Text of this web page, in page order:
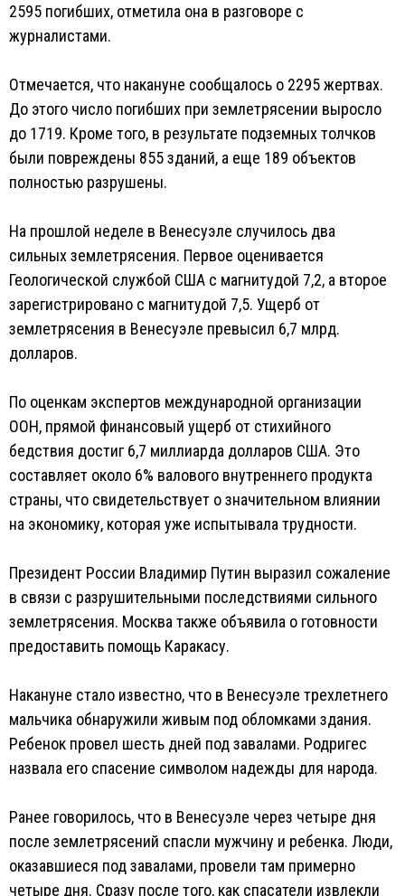
2595 погибших, отметила она в разговоре с
журналистами.
Отмечается, что накануне сообщалось о 2295 жертвах.
До этого число погибших при землетрясении выросло
до 1719. Кроме того, в результате подземных толчков
были повреждены 855 зданий, а еще 189 объектов
полностью разрушены.
На прошлой неделе в Венесуэле случилось два
сильных землетрясения. Первое оценивается
Геологической службой США с магнитудой 7,2, а второе
зарегистрировано с магнитудой 7,5. Ущерб от
землетрясения в Венесуэле превысил 6,7 млрд.
долларов.
По оценкам экспертов международной организации
ООН, прямой финансовый ущерб от стихийного
бедствия достиг 6,7 миллиарда долларов США. Это
составляет около 6% валового внутреннего продукта
страны, что свидетельствует о значительном влиянии
на экономику, которая уже испытывала трудности.
Президент России Владимир Путин выразил сожаление
в связи с разрушительными последствиями сильного
землетрясения. Москва также объявила о готовности
предоставить помощь Каракасу.
Накануне стало известно, что в Венесуэле трехлетнего
мальчика обнаружили живым под обломками здания.
Ребенок провел шесть дней под завалами. Родригес
назвала его спасение символом надежды для народа.
Ранее говорилось, что в Венесуэле через четыре дня
после землетрясений спасли мужчину и ребенка. Люди,
оказавшиеся под завалами, провели там примерно
четыре дня. Сразу после того, как спасатели извлекли